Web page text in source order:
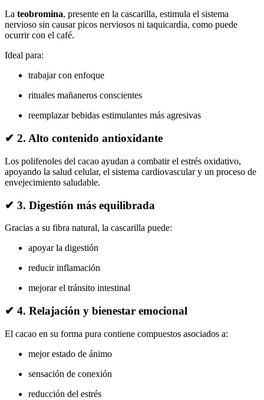
La teobromina, presente en la cascarilla, estimula el sistema
nervioso sin causar picos nerviosos ni taquicardia, como puede
ocurrir con el café.
Ideal para:
trabajar con enfoque
rituales mañaneros conscientes
reemplazar bebidas estimulantes más agresivas
✔ 2. Alto contenido antioxidante
Los polifenoles del cacao ayudan a combatir el estrés oxidativo,
apoyando la salud celular, el sistema cardiovascular y un proceso de
envejecimiento saludable.
✔ 3. Digestión más equilibrada
Gracias a su fibra natural, la cascarilla puede:
apoyar la digestión
reducir inflamación
mejorar el tránsito intestinal
✔ 4. Relajación y bienestar emocional
El cacao en su forma pura contiene compuestos asociados a:
mejor estado de ánimo
sensación de conexión
reducción del estrés